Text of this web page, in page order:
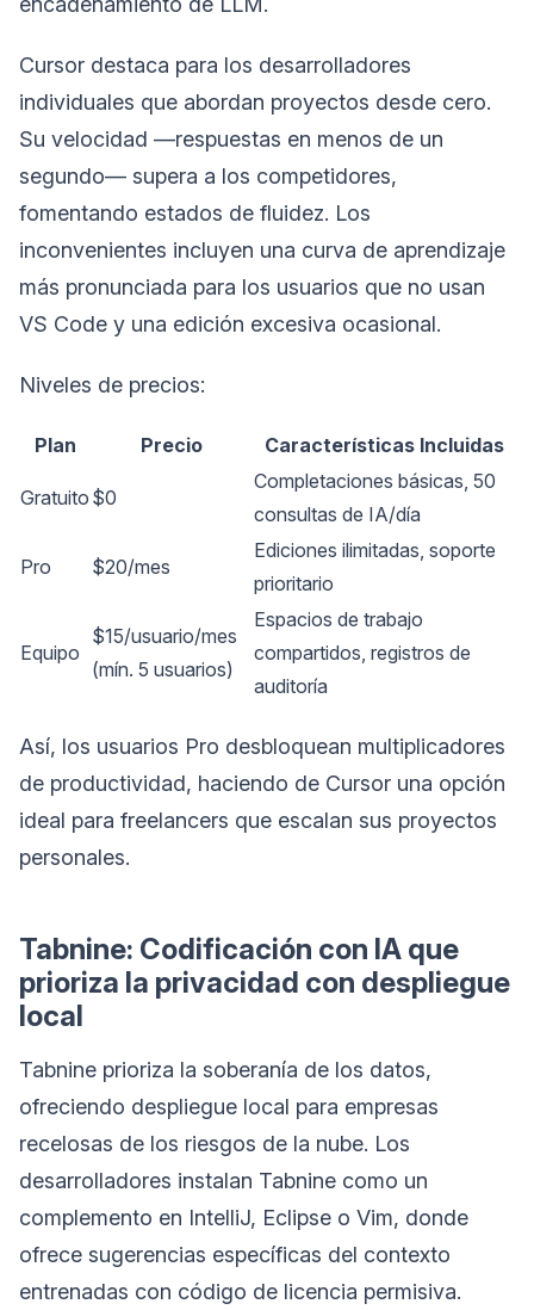
Cursor destaca para los desarrolladores
individuales que abordan proyectos desde cero.
Su velocidad —respuestas en menos de un
segundo— supera a los competidores,
fomentando estados de fluidez. Los
inconvenientes incluyen una curva de aprendizaje
más pronunciada para los usuarios que no usan
VS Code y una edición excesiva ocasional.
Niveles de precios:
Plan Precio Características Incluidas
Gratuito $0
Completaciones básicas, 50
consultas de IA/día
Pro $20/mes
Ediciones ilimitadas, soporte
prioritario
Equipo
$15/usuario/mes
(mín. 5 usuarios)
Espacios de trabajo
compartidos, registros de
auditoría
Así, los usuarios Pro desbloquean multiplicadores
de productividad, haciendo de Cursor una opción
ideal para freelancers que escalan sus proyectos
personales.
Tabnine: Codificación con IA que
prioriza la privacidad con despliegue
local
Tabnine prioriza la soberanía de los datos,
ofreciendo despliegue local para empresas
recelosas de los riesgos de la nube. Los
desarrolladores instalan Tabnine como un
complemento en IntelliJ, Eclipse o Vim, donde
ofrece sugerencias específicas del contexto
entrenadas con código de licencia permisiva.